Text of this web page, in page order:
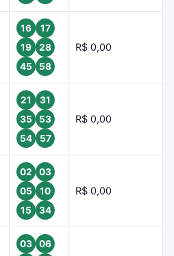
16
17
19
28
45
58
R$ 0,00
21
31
35
53
54
57
R$ 0,00
02
03
05
10
15
34
R$ 0,00
03
06